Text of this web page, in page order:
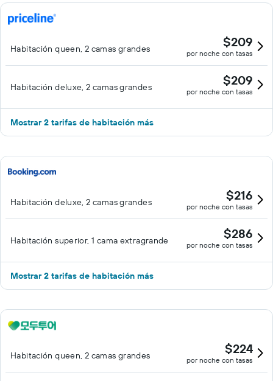
Habitación queen, 2 camas grandes $209
por noche con tasas
Habitación deluxe, 2 camas grandes $209
por noche con tasas
Mostrar 2 tarifas de habitación más
Habitación deluxe, 2 camas grandes $216
por noche con tasas
Habitación superior, 1 cama extragrande $286
por noche con tasas
Mostrar 2 tarifas de habitación más
Habitación queen, 2 camas grandes $224
por noche con tasas